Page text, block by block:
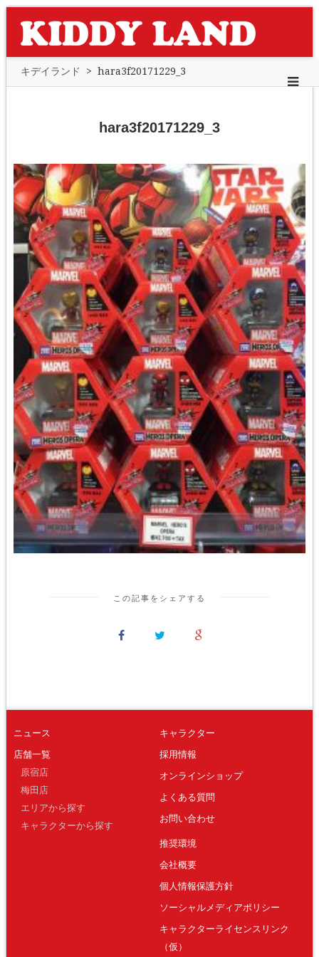
キデイランド > hara3f20171229_3
hara3f20171229_3
この記事をシェアする
ニュース
店舗一覧
原宿店
梅田店
エリアから探す
キャラクターから探す
キャラクター
採用情報
オンラインショップ
よくある質問
お問い合わせ
推奨環境
会社概要
個人情報保護方針
ソーシャルメディアポリシー
キャラクターライセンスリンク
（仮）